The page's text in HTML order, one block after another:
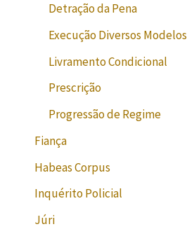
Detração da Pena
Execução Diversos Modelos
Livramento Condicional
Prescrição
Progressão de Regime
Fiança
Habeas Corpus
Inquérito Policial
Júri